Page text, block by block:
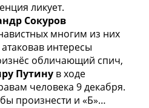
ликует.
Сокуров
многим из них
интересы
обличающий спич,
Путинув ходе
человека 9 декабря.
произнести и «Б»…